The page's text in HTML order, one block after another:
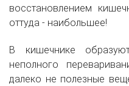
восстановлением
оттуда - наибольшее!
В кишечнике
неполного
далеко не полезные